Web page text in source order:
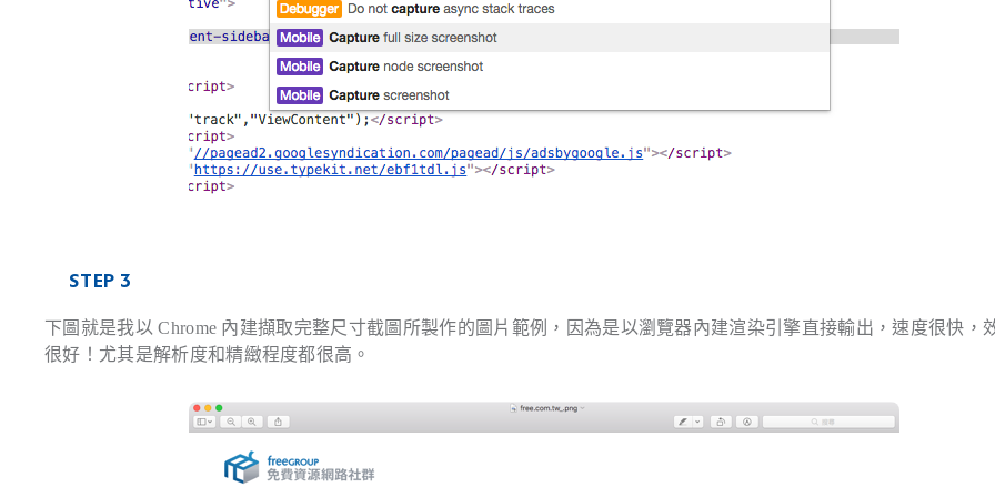
STEP 3
下圖就是我以 Chrome 內建擷取完整尺寸截圖所製作的圖片範例，因為是以瀏覽器內建渲染引擎直接輸出，速度很快，
很好！尤其是解析度和精緻程度都很高。